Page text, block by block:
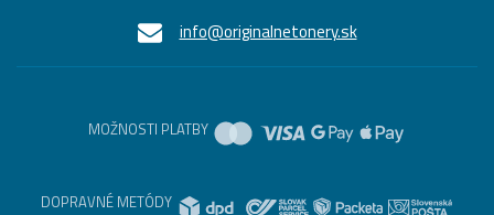
info@originalnetonery.sk
MOŽNOSTI PLATBY
DOPRAVNÉ METÓDY